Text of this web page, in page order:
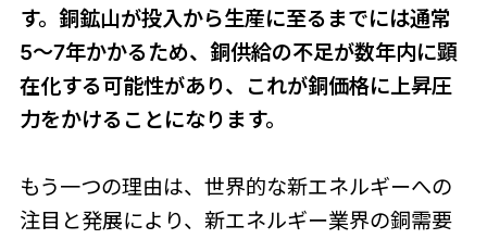
す。銅鉱山が投入から生産に至るまでには通常
5〜7年かかるため、銅供給の不足が数年内に顕
在化する可能性があり、これが銅価格に上昇圧
力をかけることになります。
もう一つの理由は、世界的な新エネルギーへの
注目と発展により、新エネルギー業界の銅需要